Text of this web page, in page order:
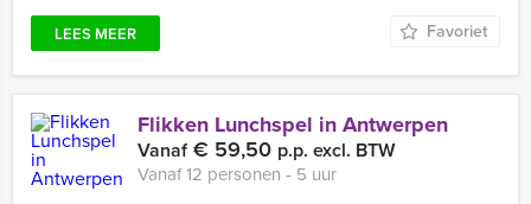
LEES MEER Favoriet
Flikken Lunchspel in Antwerpen
Vanaf€ 59,50 p.p. excl. BTW
Vanaf 12 personen ‐ 5 uur